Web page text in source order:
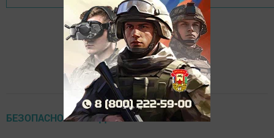
БЕЗОПАСНОСТЬ НА ДОРОГЕ